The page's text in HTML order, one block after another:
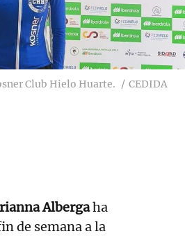
Club Hielo Huarte. CEDIDA
Albergaha
de semana a la